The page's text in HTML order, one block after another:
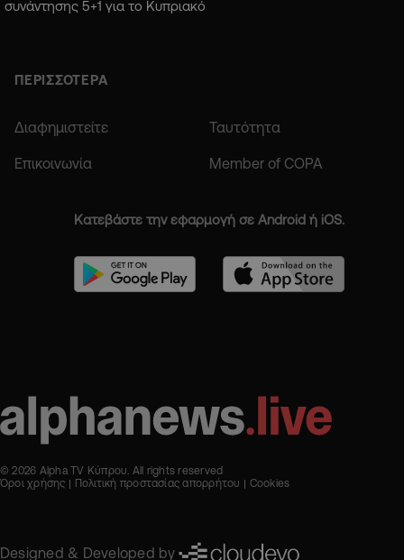
συνάντησης 5+1 για το Κυπριακό
ΠΕΡΙΣΣΟΤΕΡΑ
Διαφημιστείτε Ταυτότητα
Επικοινωνία Member of COPA
Κατεβάστε την εφαρμογή σε Android ή iOS.
© 2026 Alpha TV Κύπρου. All rights reserved
Όροι χρήσης
Πολιτική προστασίας απορρήτου Cookies
Designed & Developed by